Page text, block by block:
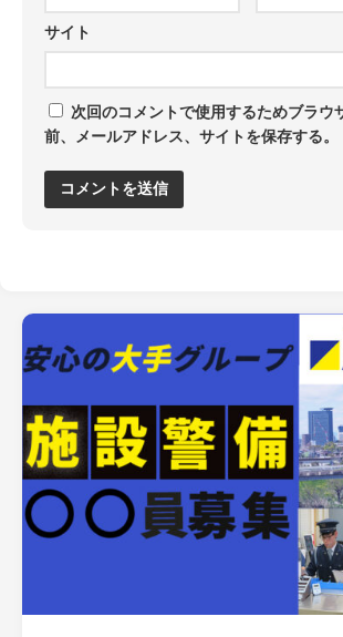
サイト
次回のコメントで使用するためブラウ
前、メールアドレス、サイトを保存する。